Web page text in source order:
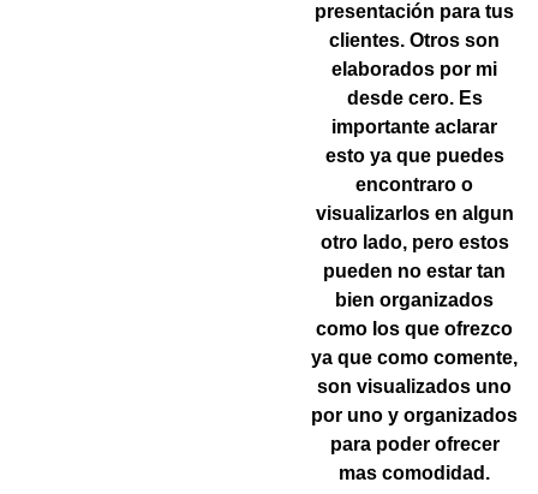
presentación para tus
clientes. Otros son
elaborados por mi
desde cero. Es
importante aclarar
esto ya que puedes
encontraro o
visualizarlos en algun
otro lado, pero estos
pueden no estar tan
bien organizados
como los que ofrezco
ya que como comente,
son visualizados uno
por uno y organizados
para poder ofrecer
mas comodidad.